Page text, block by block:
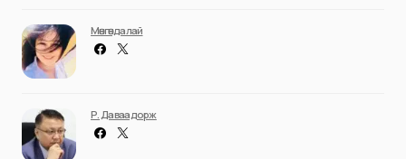
Мөнгөндалай
Р. Даваадорж